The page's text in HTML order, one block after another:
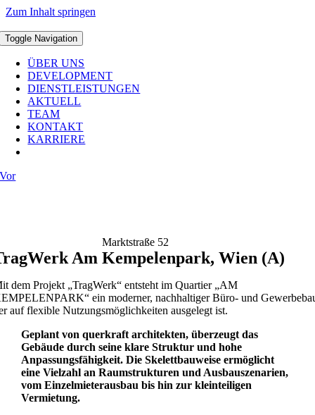
Zum Inhalt springen
Toggle Navigation
ÜBER UNS
DEVELOPMENT
DIENSTLEISTUNGEN
AKTUELL
TEAM
KONTAKT
KARRIERE
Vor
Marktstraße 52
Am Kempelenpark, Wien (A)
dem Projekt „TragWerk“ entsteht im Quartier „AM
ein moderner, nachhaltiger Büro- und
auf flexible Nutzungsmöglichkeiten ausgelegt ist.
Geplant von querkraft architekten, überzeugt das
Gebäude durch seine klare Struktur und hohe
Anpassungsfähigkeit. Die Skelettbauweise ermöglicht
eine Vielzahl an Raumstrukturen und Ausbauszenarien,
vom Einzelmieterausbau bis hin zur kleinteiligen
Vermietung.